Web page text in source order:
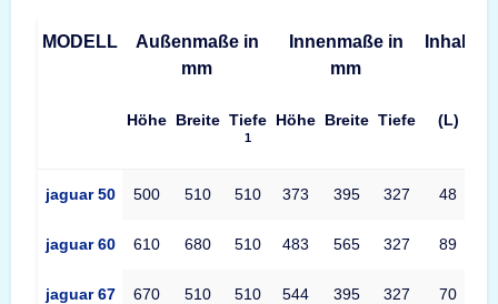
MODELL
Außenmaße in
mm
Innenmaße in
mm
Inhalt
Höhe Breite Tiefe
1
Höhe Breite Tiefe (L)
jaguar 50 500 510 510 373 395 327 48
jaguar 60 610 680 510 483 565 327 89
jaguar 67 670 510 510 544 395 327 70